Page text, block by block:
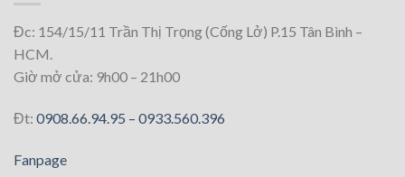
Đc: 154/15/11 Trần Thị Trọng (Cống Lở) P.15 Tân Bình –
HCM.
Giờ mở cửa: 9h00 – 21h00
Đt: 0908.66.94.95 – 0933.560.396
Fanpage